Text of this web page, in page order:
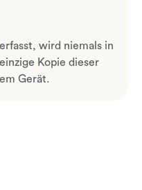
wird niemals in
Kopie dieser
Gerät.